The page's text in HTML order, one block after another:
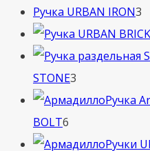
Ручка URBAN IRON3
STONE3
товараРучка
BOLT6
товаровРучки